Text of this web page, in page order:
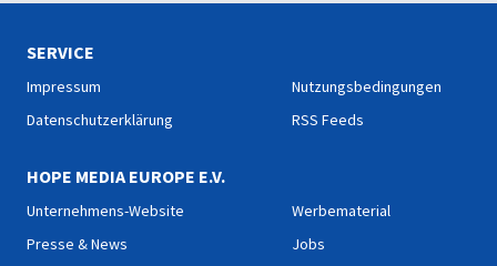
SERVICE
Impressum
Datenschutzerklärung
Nutzungsbedingungen
RSS Feeds
HOPE MEDIA EUROPE E.V.
Unternehmens-Website
Presse & News
Werbematerial
Jobs